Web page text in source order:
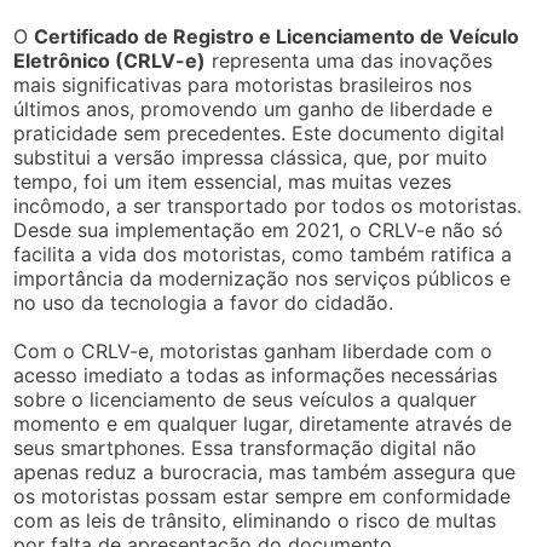
OCertificado de Registro e Licenciamento de Veículo
Eletrônico (CRLV-e) representa uma das inovações
mais significativas para motoristas brasileiros nos
últimos anos, promovendo um ganho de liberdade e
praticidade sem precedentes. Este documento digital
substitui a versão impressa clássica, que, por muito
tempo, foi um item essencial, mas muitas vezes
incômodo, a ser transportado por todos os motoristas.
Desde sua implementação em 2021, o CRLV-e não só
facilita a vida dos motoristas, como também ratifica a
importância da modernização nos serviços públicos e
no uso da tecnologia a favor do cidadão.
Com o CRLV-e, motoristas ganham liberdade com o
acesso imediato a todas as informações necessárias
sobre o licenciamento de seus veículos a qualquer
momento e em qualquer lugar, diretamente através de
seus smartphones. Essa transformação digital não
apenas reduz a burocracia, mas também assegura que
os motoristas possam estar sempre em conformidade
com as leis de trânsito, eliminando o risco de multas